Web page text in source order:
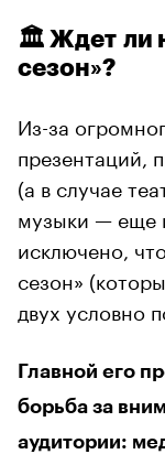
🏛 Ждет ли
сезон»?
Из-за
презентаций,
(а в случае
музыки — еще
исключено,
сезон»
двух условно
Главной его
борьба за
аудитории: